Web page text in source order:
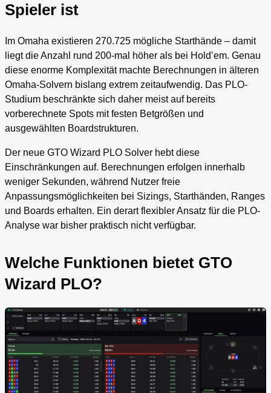
Spieler ist
Im Omaha existieren 270.725 mögliche Starthände – damit
liegt die Anzahl rund 200-mal höher als bei Hold’em. Genau
diese enorme Komplexität machte Berechnungen in älteren
Omaha-Solvern bislang extrem zeitaufwendig. Das PLO-
Studium beschränkte sich daher meist auf bereits
vorberechnete Spots mit festen Betgrößen und
ausgewählten Boardstrukturen.
Der neue GTO Wizard PLO Solver hebt diese
Einschränkungen auf. Berechnungen erfolgen innerhalb
weniger Sekunden, während Nutzer freie
Anpassungsmöglichkeiten bei Sizings, Starthänden, Ranges
und Boards erhalten. Ein derart flexibler Ansatz für die PLO-
Analyse war bisher praktisch nicht verfügbar.
Welche Funktionen bietet GTO
Wizard PLO?